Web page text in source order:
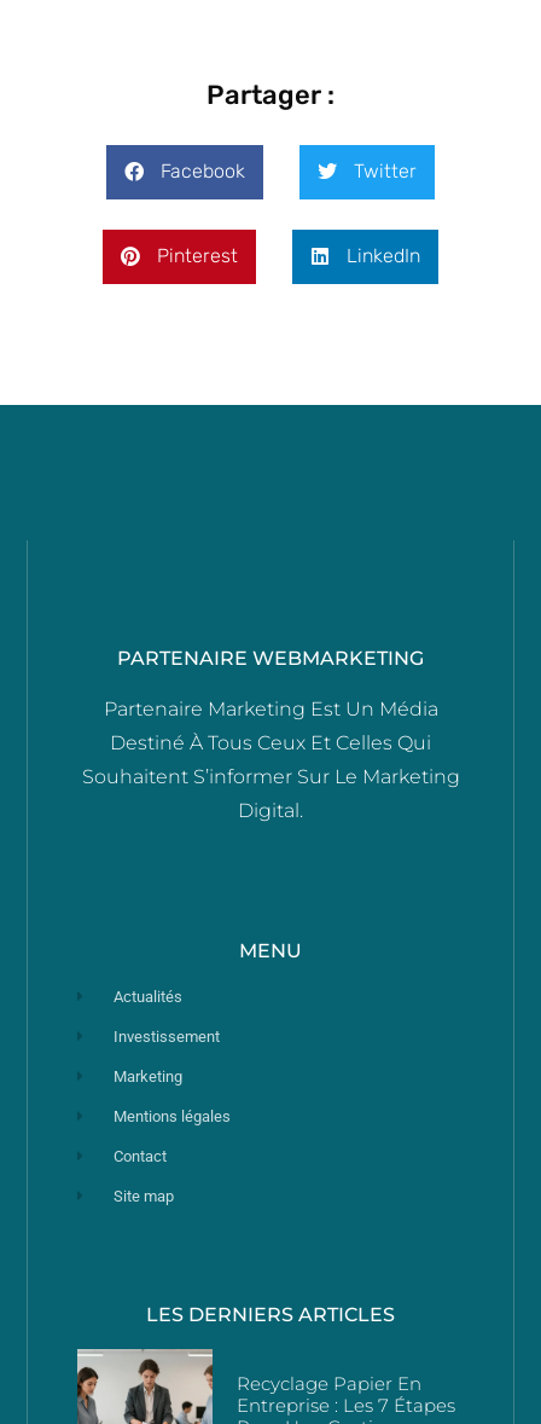
Partager :
Facebook Twitter
Pinterest LinkedIn
PARTENAIRE WEBMARKETING
Partenaire Marketing Est Un Média
Destiné À Tous Ceux Et Celles Qui
Souhaitent S’informer Sur Le Marketing
Digital.
MENU
Actualités
Investissement
Marketing
Mentions légales
Contact
Site map
LES DERNIERS ARTICLES
Recyclage Papier En
Entreprise : Les 7 Étapes